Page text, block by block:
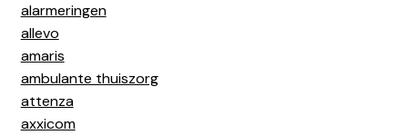
alarmeringen
allevo
amaris
ambulante thuiszorg
attenza
axxicom